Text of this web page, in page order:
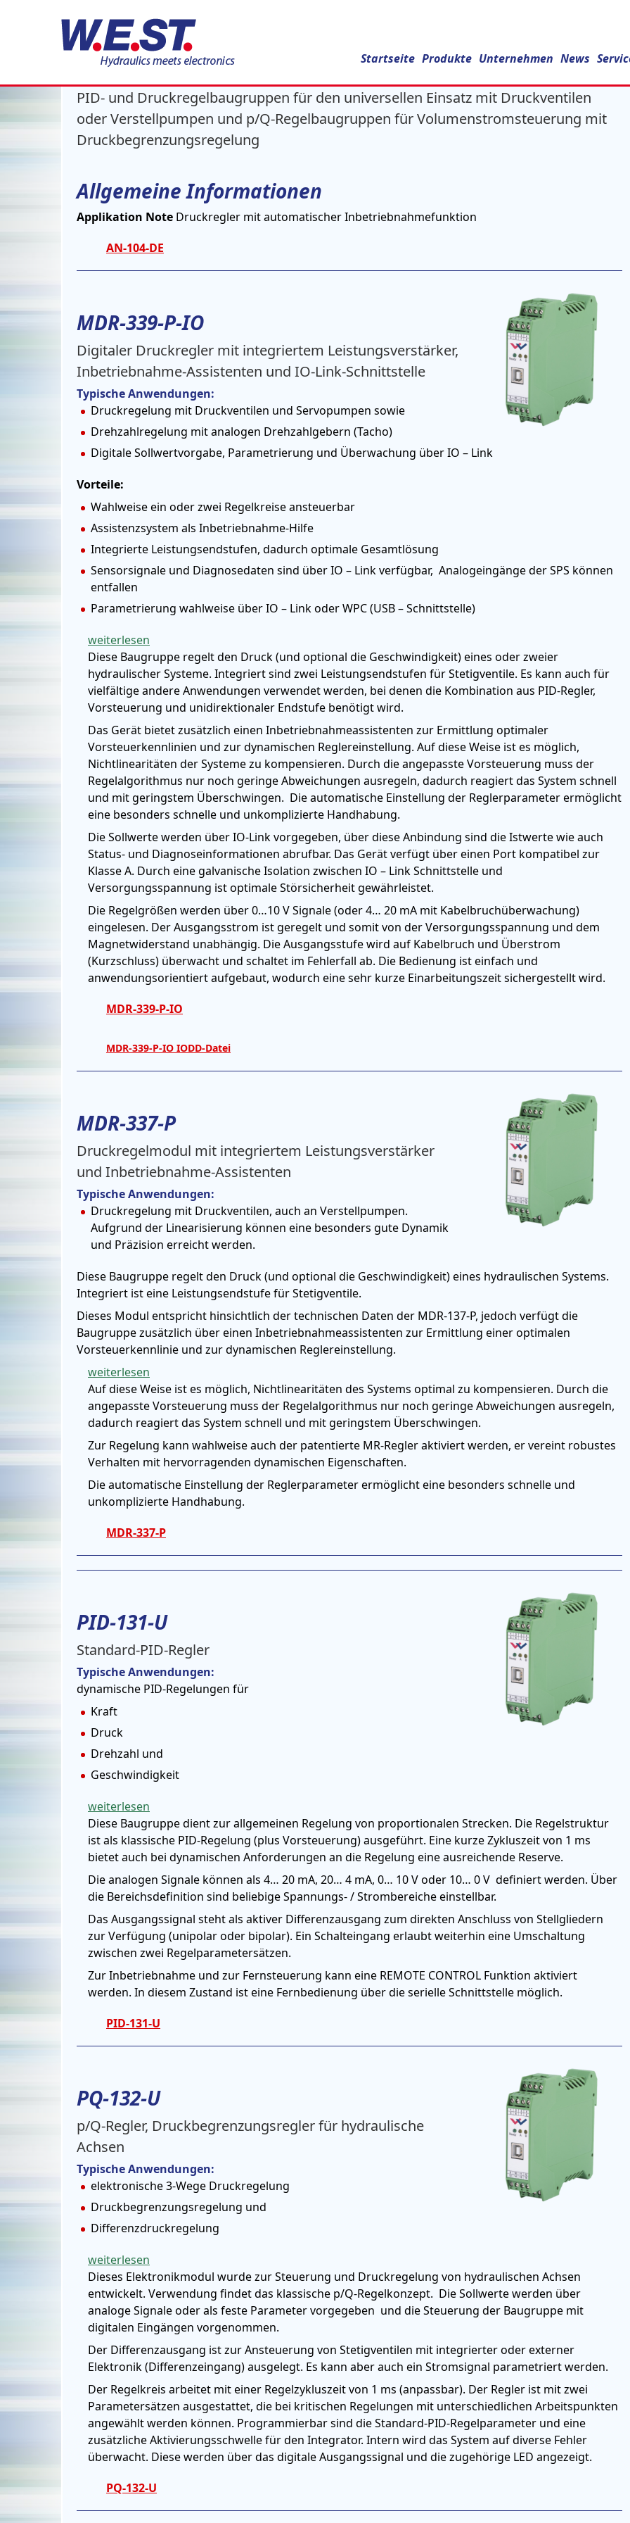
Startseite Produkte Unternehmen News
PID- und Druckregler
PID- und Druckregelbaugruppen für den universellen Einsatz mit Druckventilen
oder Verstellpumpen und p/Q-Regelbaugruppen für Volumenstromsteuerung mit
Druckbegrenzungsregelung
Allgemeine Informationen
Applikation Note Druckregler mit automatischer Inbetriebnahmefunktion
AN-104-DE
MDR-339-P-IO
Digitaler Druckregler mit integriertem Leistungsverstärker,
Inbetriebnahme-Assistenten und IO-Link-Schnittstelle
Typische Anwendungen:
Druckregelung mit Druckventilen und Servopumpen sowie
Drehzahlregelung mit analogen Drehzahlgebern (Tacho)
Digitale Sollwertvorgabe, Parametrierung und Überwachung über IO – Link
Vorteile:
Wahlweise ein oder zwei Regelkreise ansteuerbar
Assistenzsystem als Inbetriebnahme-Hilfe
Integrierte Leistungsendstufen, dadurch optimale Gesamtlösung
Sensorsignale und Diagnosedaten sind über IO – Link verfügbar, Analogeingänge der SPS können
entfallen
Parametrierung wahlweise über IO – Link oder WPC (USB – Schnittstelle)
weiterlesen
Diese Baugruppe regelt den Druck (und optional die Geschwindigkeit) eines oder zweier
hydraulischer Systeme. Integriert sind zwei Leistungsendstufen für Stetigventile. Es kann auch für
vielfältige andere Anwendungen verwendet werden, bei denen die Kombination aus PID-Regler,
Vorsteuerung und unidirektionaler Endstufe benötigt wird.
Das Gerät bietet zusätzlich einen Inbetriebnahmeassistenten zur Ermittlung optimaler
Vorsteuerkennlinien und zur dynamischen Reglereinstellung. Auf diese Weise ist es möglich,
Nichtlinearitäten der Systeme zu kompensieren. Durch die angepasste Vorsteuerung muss der
Regelalgorithmus nur noch geringe Abweichungen ausregeln, dadurch reagiert das System schnell
und mit geringstem Überschwingen. Die automatische Einstellung der Reglerparameter ermöglicht
eine besonders schnelle und unkomplizierte Handhabung.
Die Sollwerte werden über IO-Link vorgegeben, über diese Anbindung sind die Istwerte wie auch
Status- und Diagnoseinformationen abrufbar. Das Gerät verfügt über einen Port kompatibel zur
Klasse A. Durch eine galvanische Isolation zwischen IO – Link Schnittstelle und
Versorgungsspannung ist optimale Störsicherheit gewährleistet.
Die Regelgrößen werden über 0…10 V Signale (oder 4… 20 mA mit Kabelbruchüberwachung)
eingelesen. Der Ausgangsstrom ist geregelt und somit von der Versorgungsspannung und dem
Magnetwiderstand unabhängig. Die Ausgangsstufe wird auf Kabelbruch und Überstrom
(Kurzschluss) überwacht und schaltet im Fehlerfall ab. Die Bedienung ist einfach und
anwendungsorientiert aufgebaut, wodurch eine sehr kurze Einarbeitungszeit sichergestellt wird.
MDR-339-P-IO
MDR-339-P-IO IODD-Datei
MDR-337-P
Druckregelmodul mit integriertem Leistungsverstärker
und Inbetriebnahme-Assistenten
Typische Anwendungen:
Druckregelung mit Druckventilen, auch an Verstellpumpen.
Aufgrund der Linearisierung können eine besonders gute Dynamik
und Präzision erreicht werden.
Diese Baugruppe regelt den Druck (und optional die Geschwindigkeit) eines hydraulischen Systems.
Integriert ist eine Leistungsendstufe für Stetigventile.
Dieses Modul entspricht hinsichtlich der technischen Daten der MDR-137-P, jedoch verfügt die
Baugruppe zusätzlich über einen Inbetriebnahmeassistenten zur Ermittlung einer optimalen
Vorsteuerkennlinie und zur dynamischen Reglereinstellung.
weiterlesen
Auf diese Weise ist es möglich, Nichtlinearitäten des Systems optimal zu kompensieren. Durch die
angepasste Vorsteuerung muss der Regelalgorithmus nur noch geringe Abweichungen ausregeln,
dadurch reagiert das System schnell und mit geringstem Überschwingen.
Zur Regelung kann wahlweise auch der patentierte MR-Regler aktiviert werden, er vereint robustes
Verhalten mit hervorragenden dynamischen Eigenschaften.
Die automatische Einstellung der Reglerparameter ermöglicht eine besonders schnelle und
unkomplizierte Handhabung.
MDR-337-P
PID-131-U
Standard-PID-Regler
Typische Anwendungen:
dynamische PID-Regelungen für
Kraft
Druck
Drehzahl und
Geschwindigkeit
weiterlesen
Diese Baugruppe dient zur allgemeinen Regelung von proportionalen Strecken. Die Regelstruktur
ist als klassische PID-Regelung (plus Vorsteuerung) ausgeführt. Eine kurze Zykluszeit von 1 ms
bietet auch bei dynamischen Anforderungen an die Regelung eine ausreichende Reserve.
Die analogen Signale können als 4… 20 mA, 20… 4 mA, 0… 10 V oder 10… 0 V definiert werden. Über
die Bereichsdefinition sind beliebige Spannungs- / Strombereiche einstellbar.
Das Ausgangssignal steht als aktiver Differenzausgang zum direkten Anschluss von Stellgliedern
zur Verfügung (unipolar oder bipolar). Ein Schalteingang erlaubt weiterhin eine Umschaltung
zwischen zwei Regelparametersätzen.
Zur Inbetriebnahme und zur Fernsteuerung kann eine REMOTE CONTROL Funktion aktiviert
werden. In diesem Zustand ist eine Fernbedienung über die serielle Schnittstelle möglich.
PID-131-U
PQ-132-U
p/Q-Regler, Druckbegrenzungsregler für hydraulische
Achsen
Typische Anwendungen:
elektronische 3-Wege Druckregelung
Druckbegrenzungsregelung und
Differenzdruckregelung
weiterlesen
Dieses Elektronikmodul wurde zur Steuerung und Druckregelung von hydraulischen Achsen
entwickelt. Verwendung findet das klassische p/Q-Regelkonzept. Die Sollwerte werden über
analoge Signale oder als feste Parameter vorgegeben und die Steuerung der Baugruppe mit
digitalen Eingängen vorgenommen.
Der Differenzausgang ist zur Ansteuerung von Stetigventilen mit integrierter oder externer
Elektronik (Differenzeingang) ausgelegt. Es kann aber auch ein Stromsignal parametriert werden.
Der Regelkreis arbeitet mit einer Regelzykluszeit von 1 ms (anpassbar). Der Regler ist mit zwei
Parametersätzen ausgestattet, die bei kritischen Regelungen mit unterschiedlichen Arbeitspunkten
angewählt werden können. Programmierbar sind die Standard-PID-Regelparameter und eine
zusätzliche Aktivierungsschwelle für den Integrator. Intern wird das System auf diverse Fehler
überwacht. Diese werden über das digitale Ausgangssignal und die zugehörige LED angezeigt.
PQ-132-U